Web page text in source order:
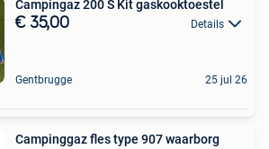
Campingaz 200 S Kit gaskooktoestel
€ 35,00 Details
Gentbrugge 25 jul 26
Campinggaz fles type 907 waarborg